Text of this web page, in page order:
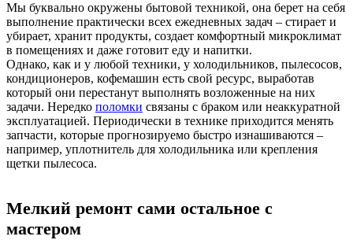
Мы буквально окружены бытовой техникой, она берет на себя
выполнение практически всех ежедневных задач – стирает и
убирает, хранит продукты, создает комфортный микроклимат
в помещениях и даже готовит еду и напитки.
Однако, как и у любой техники, у холодильников, пылесосов,
кондиционеров, кофемашин есть свой ресурс, выработав
который они перестанут выполнять возложенные на них
задачи. Нередко поломки связаны с браком или неаккуратной
эксплуатацией. Периодически в технике приходится менять
запчасти, которые прогнозируемо быстро изнашиваются –
например, уплотнитель для холодильника или крепления
щетки пылесоса.
Мелкий ремонт сами остальное с
мастером